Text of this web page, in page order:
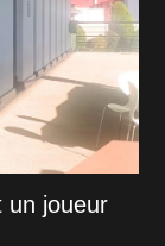
un joueur